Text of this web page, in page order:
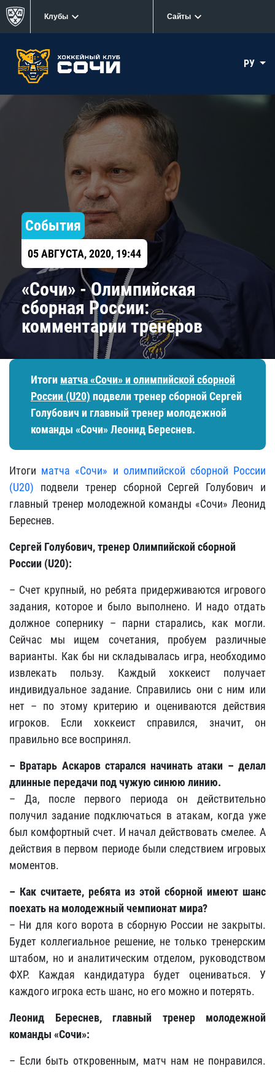
Клубы Сайты
РУ
События
05 АВГУСТА, 2020, 19:44
«Сочи» - Олимпийская
сборная России:
комментарии тренеров
Итоги матча «Сочи» и олимпийской сборной
России (U20) подвели тренер сборной Сергей
Голубович и главный тренер молодежной
команды «Сочи» Леонид Береснев.
Итоги матча «Сочи» и олимпийской сборной России
(U20) подвели тренер сборной Сергей Голубович и
главный тренер молодежной команды «Сочи» Леонид
Береснев.
Сергей Голубович, тренер Олимпийской сборной
России (U20):
– Счет крупный, но ребята придерживаются игрового
задания, которое и было выполнено. И надо отдать
должное сопернику – парни старались, как могли.
Сейчас мы ищем сочетания, пробуем различные
варианты. Как бы ни складывалась игра, необходимо
извлекать пользу. Каждый хоккеист получает
индивидуальное задание. Справились они с ним или
нет – по этому критерию и оцениваются действия
игроков. Если хоккеист справился, значит, он
правильно все воспринял.
– Вратарь Аскаров старался начинать атаки – делал
длинные передачи под чужую синюю линию.
– Да, после первого периода он действительно
получил задание подключаться в атакам, когда уже
был комфортный счет. И начал действовать смелее. А
действия в первом периоде были следствием игровых
моментов.
– Как считаете, ребята из этой сборной имеют шанс
поехать на молодежный чемпионат мира?
– Ни для кого ворота в сборную России не закрыты.
Будет коллегиальное решение, не только тренерским
штабом, но и аналитическим отделом, руководством
ФХР. Каждая кандидатура будет оцениваться. У
каждого игрока есть шанс, но его можно и потерять.
Леонид Береснев, главный тренер молодежной
команды «Сочи»:
– Если быть откровенным, матч нам не понравился.